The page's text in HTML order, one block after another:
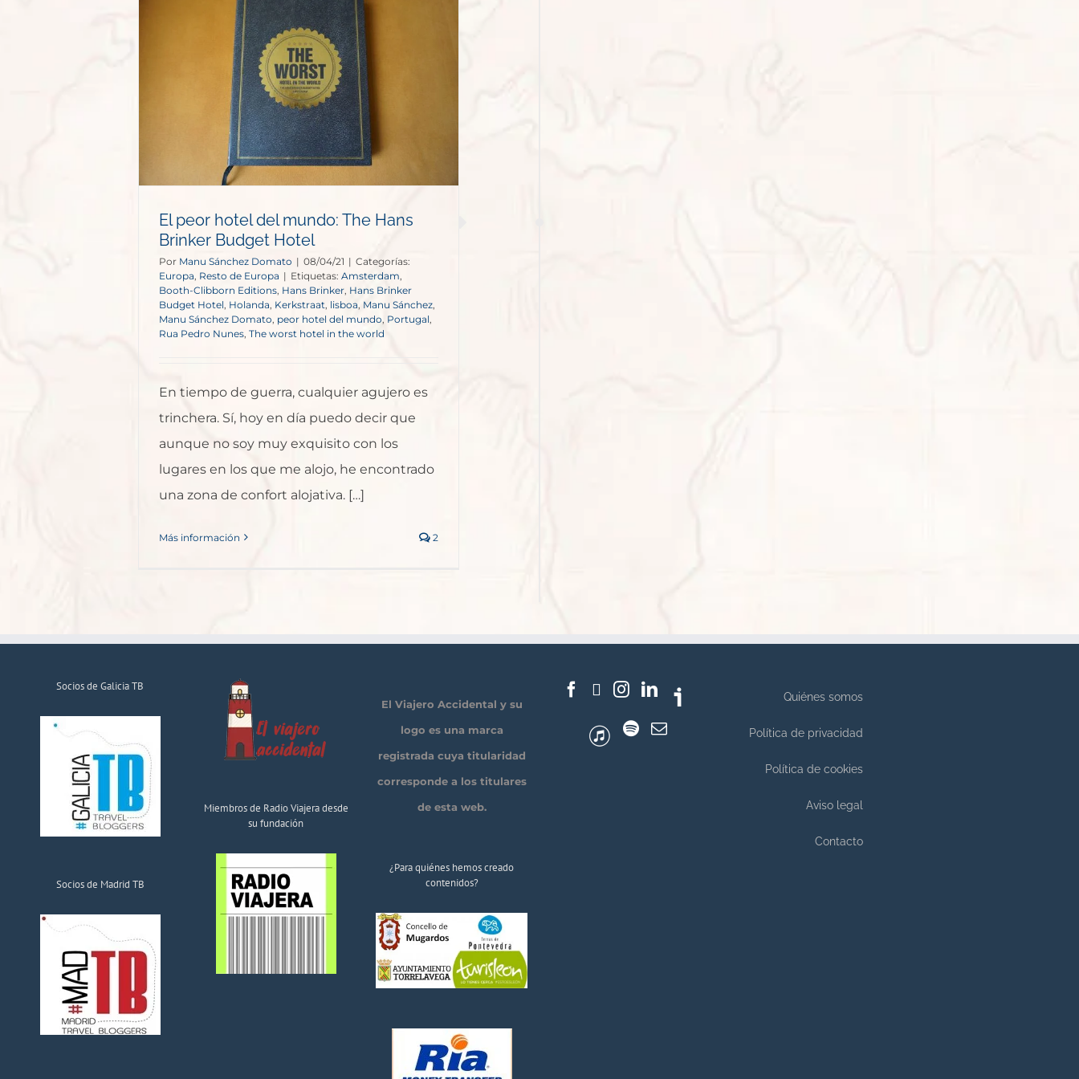
El peor hotel del mundo: The Hans
Brinker Budget Hotel
Por Manu Sánchez Domato | 08/04/21 | Categorías:
Europa Resto de Europa | Etiquetas: Amsterdam
Booth-Clibborn Editions Hans Brinker, Hans Brinker
Budget Hotel Holanda, Kerkstraat lisboa, Manu Sánchez
Manu Sánchez Domato peor hotel del mundo, Portugal
Rua Pedro Nunes The worst hotel in the world
En tiempo de guerra, cualquier agujero es
trinchera. Sí, hoy en día puedo decir que
aunque no soy muy exquisito con los
lugares en los que me alojo, he encontrado
una zona de confort alojativa. […]
Más información 2
Socios de Galicia TB
Socios de Madrid TB
Miembros de Radio Viajera desde
su fundación
El Viajero Accidental y su
logo es una marca
registrada cuya titularidad
corresponde a los titulares
de esta web.
¿Para quiénes hemos creado
contenidos?
Quiénes somos
Política de privacidad
Política de cookies
Aviso legal
Contacto